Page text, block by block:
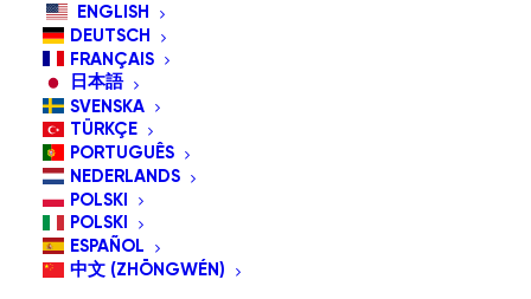
ENGLISH
DEUTSCH
FRANÇAIS
日本語
SVENSKA
TÜRKÇE
PORTUGUÊS
NEDERLANDS
POLSKI
POLSKI
ESPAÑOL
中文 (ZHŌNGWÉN)